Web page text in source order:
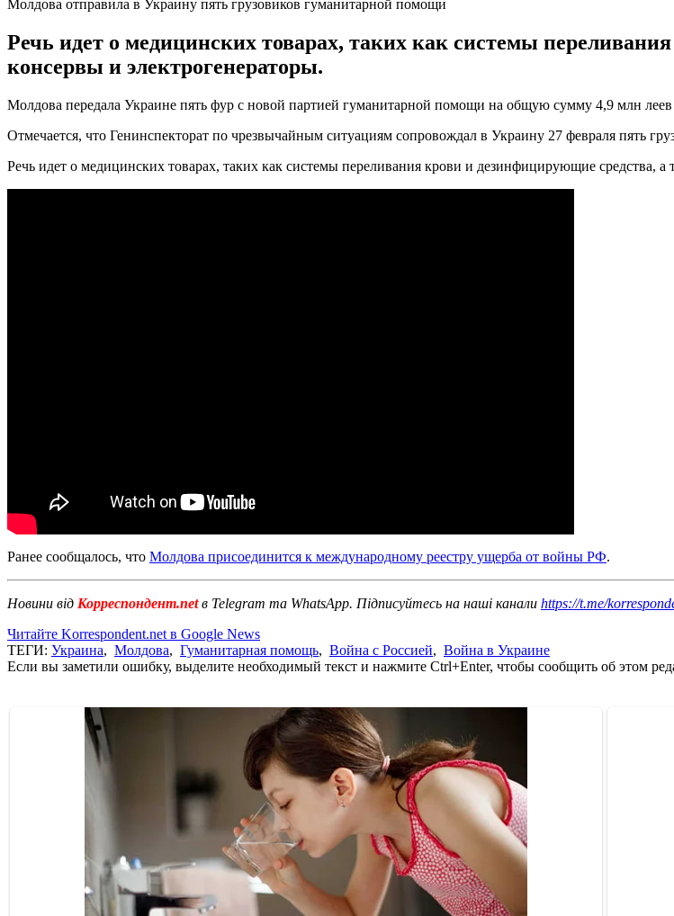
Молдова отправила в Украину пять грузовиков гуманитарной помощи
Речь идет о медицинских товарах, таких как системы
консервы и электрогенераторы.
Молдова передала Украине пять фур с новой партией гуманитарной помощи на общую сумму 4,9 млн
Отмечается, что Генинспекторат по чрезвычайным ситуациям сопровождал в Украину 27 февраля пять
Речь идет о медицинских товарах, таких как системы переливания крови и дезинфицирующие средства, а
Ранее сообщалось, что Молдова присоединится к международному реестру ущерба от войны РФ.
Новини від Корреспондент.netв Telegram та WhatsApp. Підписуйтесь на наші канали https://t.me/
Читайте Korrespondent.net в Google News
ТЕГИ: Украина, Молдова, Гуманитарная помощь, Война с Россией, Война в Украине
Если вы заметили ошибку, выделите необходимый текст и нажмите Ctrl+Enter, чтобы сообщить об этом